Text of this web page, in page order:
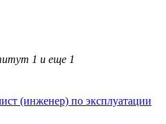
1 и еще 1
(инженер) по эксплуатации